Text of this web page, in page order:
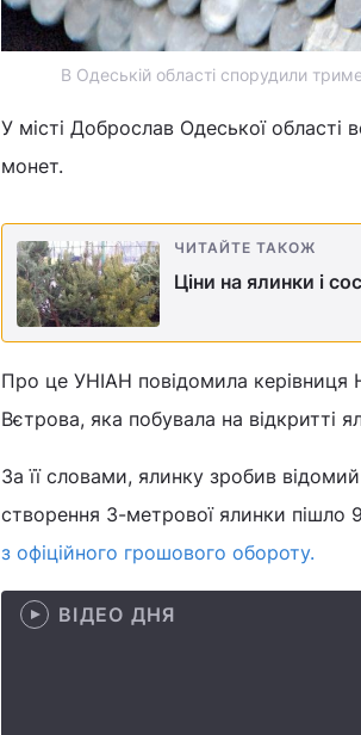
В Одеській області спорудили
У місті Доброслав Одеської області
монет.
ЧИТАЙТЕ ТАКОЖ
Ціни на ялинки і
Про це УНІАН повідомила керівниця
Вєтрова, яка побувала на відкритті
За її словами, ялинку зробив
створення 3-метрової ялинки пішло
з офіційного грошового обороту.
ВІДЕО ДНЯ